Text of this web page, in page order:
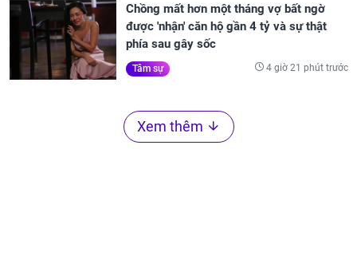
Chồng mất hơn một tháng vợ bất ngờ
được 'nhận' căn hộ gần 4 tỷ và sự thật
phía sau gây sốc
Tâm sự 4 giờ 21 phút trước
Xem thêm